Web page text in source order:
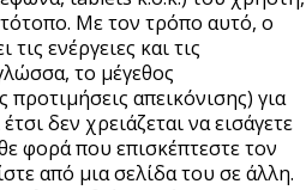
Με τον τρόπο αυτό, ο
ενέργειες και τις
το μέγεθος
προτιμήσεις απεικόνισης) για
δεν χρειάζεται να εισάγετε
φορά που επισκέπτεστε τον
από μια σελίδα του σε άλλη.